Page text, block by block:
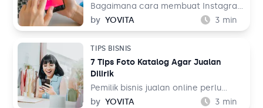
mulai dari hiburan, resep makanan,
hingga pengetahuan. Bahkan media
sosial ini juga bisa digunakan untuk
Lalu, bagaimana cara membuatnya
untuk jualan online?
Bagaimana cara membuat Instagram
Shopping? Instagram adalah salah
satu media sosial populer saat ini
orang di seluruh dunia. Dalam
perspektif bisnis, hal ini tentu menjadi
sebuah keuntungan.
by YOVITA 3 min
TIPS BISNIS
7 Tips Foto Katalog Agar Jualan
Dilirik
Pemilik bisnis jualan online perlu
belajar tentang fotografi produk
by YOVITA 3 min